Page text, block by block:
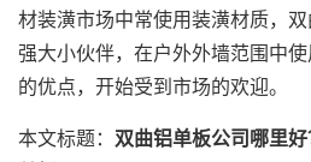
材装潢市场中常使用装潢材质，
强大小伙伴，在户外外墙范围中
的优点，开始受到市场的欢迎。
本文标题： 双曲铝单板公司哪里